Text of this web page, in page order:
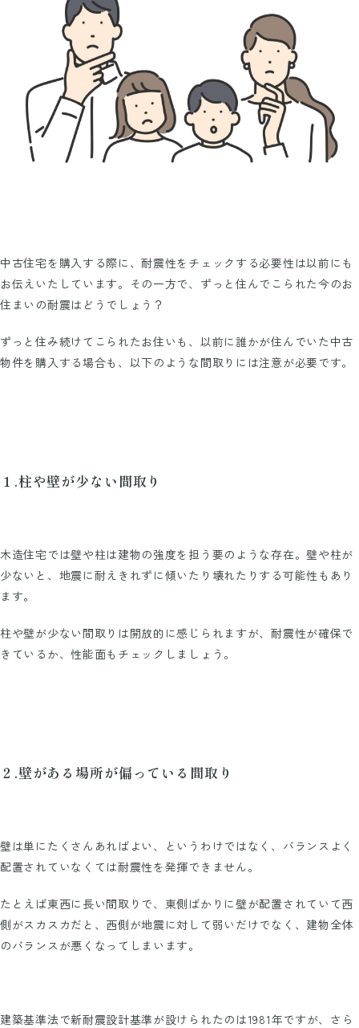
中古住宅を購入する際に、耐震性をチェックする必要性は以前にも
お伝えいたしています。その一方で、ずっと住んでこられた今のお
住まいの耐震はどうでしょう？
ずっと住み続けてこられたお住いも、以前に誰かが住んでいた中古
物件を購入する場合も、以下のような間取りには注意が必要です。
１.柱や壁が少ない間取り
木造住宅では壁や柱は建物の強度を担う要のような存在。壁や柱が
少ないと、地震に耐えきれずに傾いたり壊れたりする可能性もあり
ます。
柱や壁が少ない間取りは開放的に感じられますが、耐震性が確保で
きているか、性能面もチェックしましょう。
２.壁がある場所が偏っている間取り
壁は単にたくさんあればよい、というわけではなく、バランスよく
配置されていなくては耐震性を発揮できません。
たとえば東西に長い間取りで、東側ばかりに壁が配置されていて西
側がスカスカだと、西側が地震に対して弱いだけでなく、建物全体
のバランスが悪くなってしまいます。
建築基準法で新耐震設計基準が設けられたのは1981年ですが、さら